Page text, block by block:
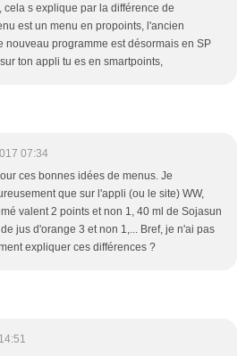
cela s explique par la différence de
est un menu en propoints, l'ancien
nouveau programme est désormais en SP
ton appli tu es en smartpoints,
07:34
ces bonnes idées de menus. Je
que sur l'appli (ou le site) WW,
valent 2 points et non 1, 40 ml de Sojasun
jus d'orange 3 et non 1,... Bref, je n'ai pas
expliquer ces différences ?